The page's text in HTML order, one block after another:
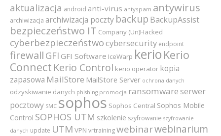
aktualizacja android anti-virus antyspam antywirus
archiwizacja archiwizacja poczty backup BackupAssist
bezpieczeństwo IT Company (Un)Hacked
cyberbezpieczeństwocybersecurity endpoint
firewall GFI GFI Software IceWarp kerio Kerio
Connect Kerio Control kerio operator kopia
zapasowa MailStore MailStore Server ochrona danych
odzyskiwanie danych phishing promocja ransomware serwer
pocztowy SMC sophos Sophos Central Sophos Mobile
Control SOPHOS UTM szkolenie szyfrowanie szyfrowanie
danych update UTM VPN vrtrainingwebinarwebinarium